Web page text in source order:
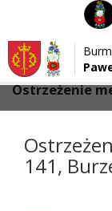
Przejdź do menu
Przejdź do głównej treści strony
Przejdź do stopki strony
Strona główna
Ostrzeżenie
141,